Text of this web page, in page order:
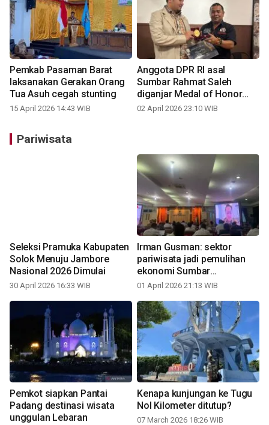
Pemkab Pasaman Barat
laksanakan Gerakan Orang
Tua Asuh cegah stunting
15 April 2026 14:43 WIB
Anggota DPR RI asal
Sumbar Rahmat Saleh
diganjar Medal of Honor
JPS
02 April 2026 23:10 WIB
Pariwisata
Seleksi Pramuka Kabupaten
Solok Menuju Jambore
Nasional 2026 Dimulai
30 April 2026 16:33 WIB
Irman Gusman: sektor
pariwisata jadi pemulihan
ekonomi Sumbar
pascabencana
01 April 2026 21:13 WIB
Pemkot siapkan Pantai
Padang destinasi wisata
unggulan Lebaran
Kenapa kunjungan ke Tugu
Nol Kilometer ditutup?
07 March 2026 18:26 WIB